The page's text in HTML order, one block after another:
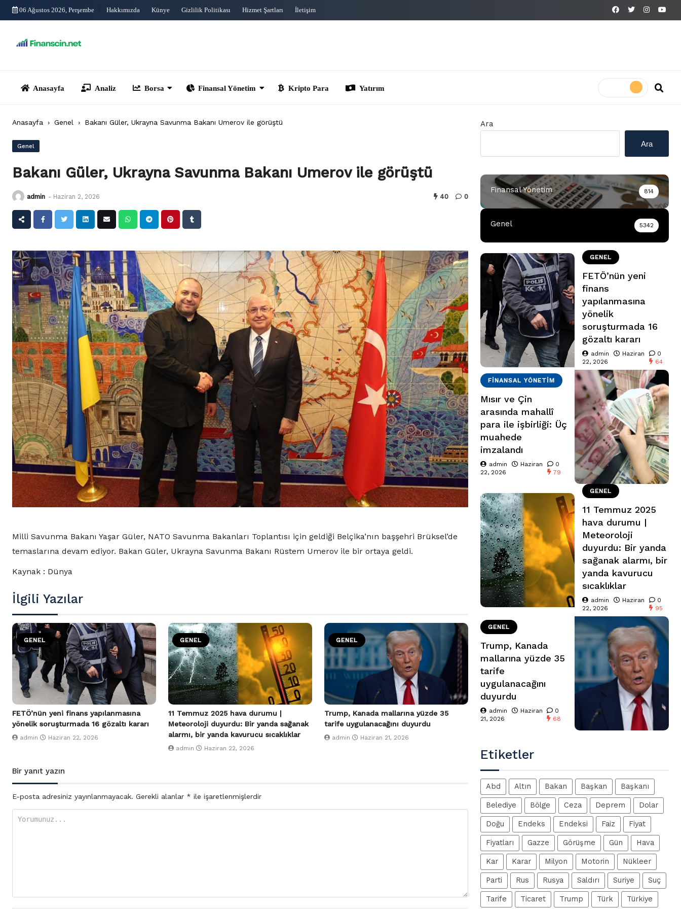
Skip
06 Ağustos 2026, Perşembe Hakkımızda Künye Gizlilik Politikası Hizmet Şartları İletişim
Anasayfa › Genel › Bakanı Güler, Ukrayna Savunma Bakanı Umerov ile görüştü
Genel
Bakanı Güler, Ukrayna Savunma Bakanı Umerov ile görüştü
admin - Haziran 2, 2026 40 0
Milli Savunma Bakanı Yaşar Güler, NATO Savunma Bakanları Toplantısı için geldiği Belçika’nın başşehri Brüksel’de
temaslarına devam ediyor. Bakan Güler, Ukrayna Savunma Bakanı Rüstem Umerov ile bir ortaya geldi.
Kaynak : Dünya
İlgili Yazılar
GENEL
FETÖ’nün yeni finans yapılanmasına
yönelik soruşturmada 16 gözaltı kararı
admin Haziran 22, 2026
GENEL
11 Temmuz 2025 hava durumu |
Meteoroloji duyurdu: Bir yanda sağanak
alarmı, bir yanda kavurucu sıcaklıklar
admin Haziran 22, 2026
GENEL
Trump, Kanada mallarına yüzde 35
tarife uygulanacağını duyurdu
admin Haziran 21, 2026
Bir yanıt yazın
E-posta adresiniz yayınlanmayacak. Gerekli alanlar * ile işaretlenmişlerdir
Ara
Ara
Finansal Yönetim 814
Genel 5342
GENEL
FETÖ’nün yeni
finans
yapılanmasına
yönelik
soruşturmada 16
gözaltı kararı
admin
Haziran
22, 2026
0
64
FINANSAL YÖNETIM
Mısır ve Çin
arasında mahallî
para ile işbirliği: Üç
muahede
imzalandı
admin
Haziran
22, 2026
0
79
GENEL
11 Temmuz 2025
hava durumu |
Meteoroloji
duyurdu: Bir yanda
sağanak alarmı, bir
yanda kavurucu
sıcaklıklar
admin
Haziran
22, 2026
0
95
GENEL
Trump, Kanada
mallarına yüzde 35
tarife
uygulanacağını
duyurdu
admin
Haziran
21, 2026
0
68
Etiketler
Abd Altın Bakan Başkan Başkanı
Belediye Bölge Ceza Deprem Dolar
Doğu Endeks Endeksi Faiz Fiyat
Fiyatları Gazze Görüşme Gün Hava
Kar Karar Milyon Motorin Nükleer
Parti Rus Rusya Saldırı Suriye Suç
Tarife Ticaret Trump Türk Türkiye